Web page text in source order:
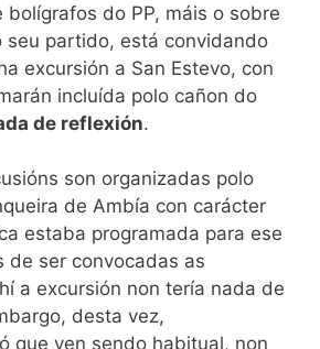
bolígrafos do PP, máis o sobre
seu partido, está convidando
excursión a San Estevo, con
incluída polo cañon do
de reflexión.
son organizadas polo
de Ambía con carácter
estaba programada para ese
de ser convocadas as
a excursión non tería nada de
desta vez,
que ven sendo habitual, non